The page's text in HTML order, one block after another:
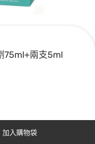
75ml+兩支5ml
加入購物袋